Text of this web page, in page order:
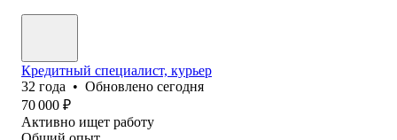
Кредитный специалист, курьер
32 года • Обновлено сегодня
70 000 ₽
Активно ищет работу